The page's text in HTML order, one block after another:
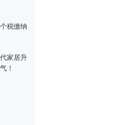
税缴纳
家居升
！